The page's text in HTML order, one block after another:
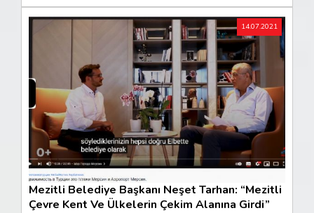
14.07.2021
Mezitli Belediye Başkanı Neşet Tarhan: “Mezitli
Çevre Kent Ve Ülkelerin Çekim Alanına Girdi”